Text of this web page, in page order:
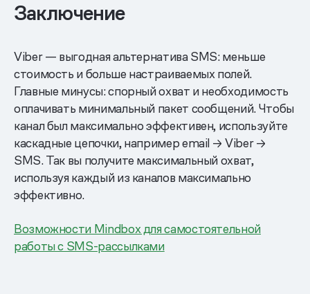
Заключение
Viber — выгодная альтернатива SMS: меньше
стоимость и больше настраиваемых полей.
Главные минусы: спорный охват и необходимость
оплачивать минимальный пакет сообщений. Чтобы
канал был максимально эффективен, используйте
каскадные цепочки, например email → Viber →
SMS. Так вы получите максимальный охват,
используя каждый из каналов максимально
эффективно.
Возможности Mindbox для самостоятельной
работы с SMS-рассылками